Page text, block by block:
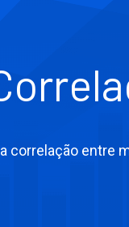
correlação entre